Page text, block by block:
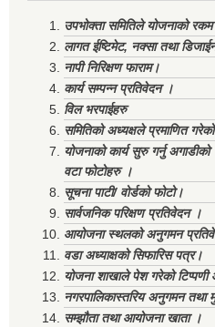
उपभोक्ता समितिले योजनाको
लागत ईष्टिमेट, नक्सा तथा
नापी निरिक्षण फाराम।
कार्य सम्पन्न प्रतिवेदन ।
विल भरपाईहरु
समितिको अध्यक्षले प्रमाणित गरेको
योजनाको कार्य सुरु गर्नु
वटा फोटोहरु ।
सूचना पाटी/ वोर्डको फोटो।
सार्वजनिक परिक्षण प्रतिवेदन ।
आयोजना स्थलको अनुगमन
वडा अध्याक्षको सिफारिस पत्र।
योजना शाखाले पेश गरेको
नगरपालिकास्तरिय अनुगमन तथा
सम्झौता तथा आयोजना खाता ।